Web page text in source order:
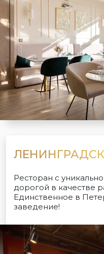
Ресторан с
дорогой в качестве
Единственное в
заведение!